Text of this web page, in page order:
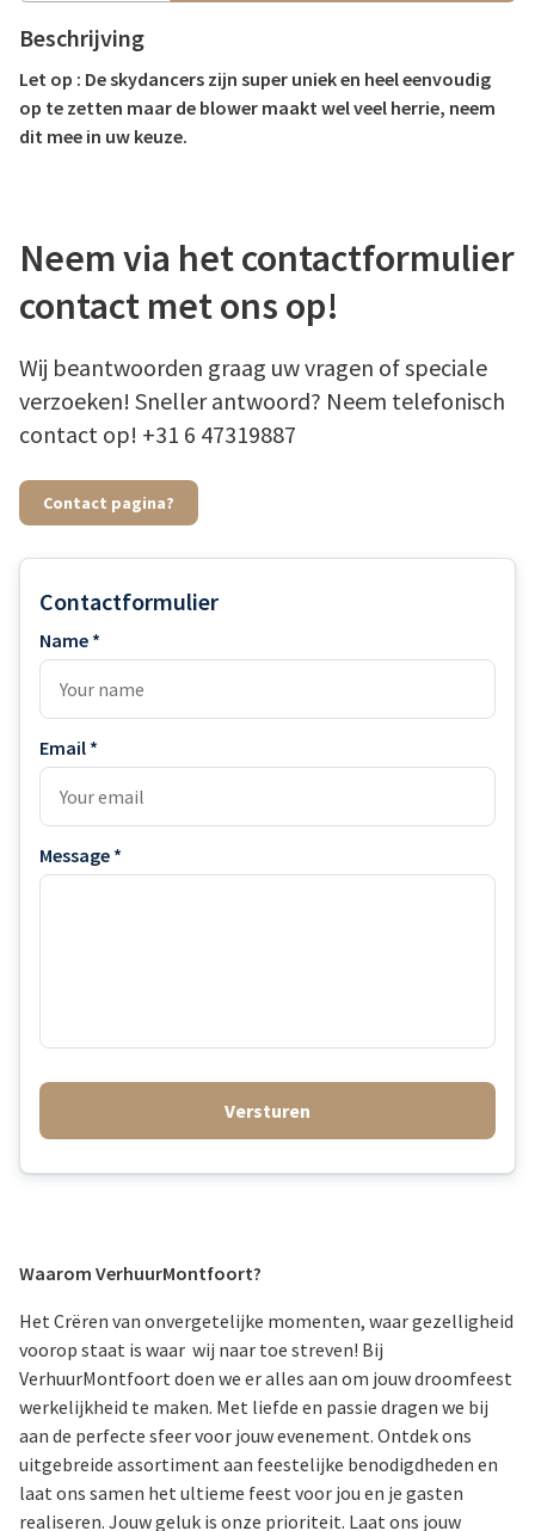
Beschrijving
Let op : De skydancers zijn super uniek en heel eenvoudig
op te zetten maar de blower maakt wel veel herrie, neem
dit mee in uw keuze.
Contactformulier
Name *
Email *
Message *
Versturen
Neem via het contactformulier
contact met ons op!
Wij beantwoorden graag uw vragen of speciale
verzoeken! Sneller antwoord? Neem telefonisch
contact op! +31 6 47319887
Contact pagina?
Waarom VerhuurMontfoort?
Het Crëren van onvergetelijke momenten, waar gezelligheid
voorop staat is waar wij naar toe streven! Bij
VerhuurMontfoort doen we er alles aan om jouw droomfeest
werkelijkheid te maken. Met liefde en passie dragen we bij
aan de perfecte sfeer voor jouw evenement. Ontdek ons
uitgebreide assortiment aan feestelijke benodigdheden en
laat ons samen het ultieme feest voor jou en je gasten
realiseren. Jouw geluk is onze prioriteit. Laat ons jouw